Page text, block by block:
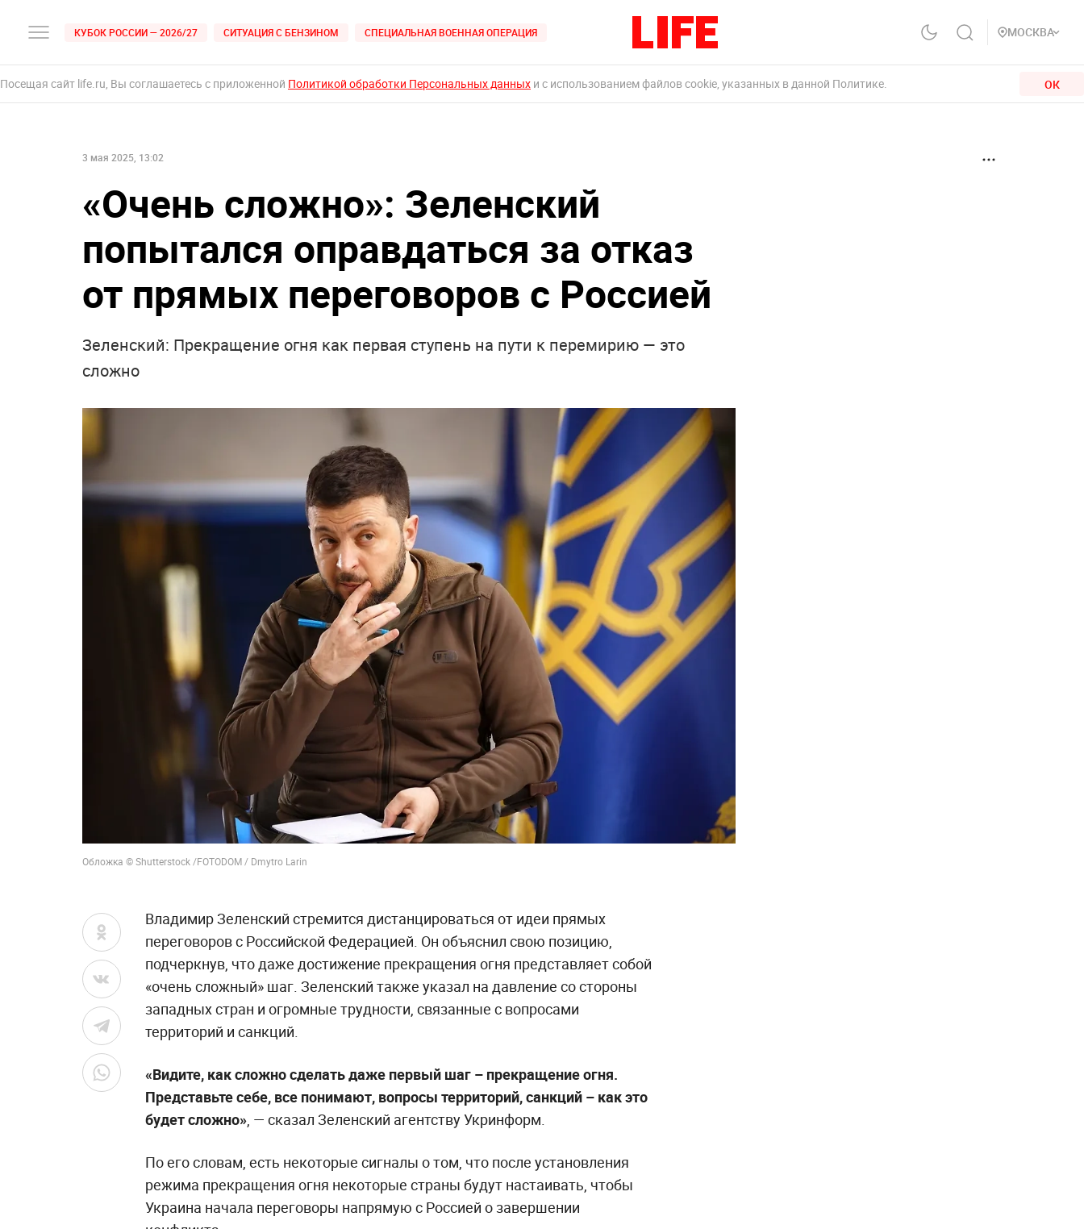
КУБОК РОССИИ — 2026/27 СИТУАЦИЯ С БЕНЗИНОМ СПЕЦИАЛЬНАЯ ВОЕННАЯ ОПЕРАЦИЯ МОСКВА
Посещая сайт life.ru, Вы соглашаетесь с приложенной Политикой обработки Персональных данных и с использованием файлов cookie, указанных в данной Политике. ОК
3 мая 2025, 13:02
«Очень сложно»: Зеленский
попытался оправдаться за отказ
от прямых переговоров с Россией
Зеленский: Прекращение огня как первая ступень на пути к перемирию — это
сложно
Обложка © Shutterstock /FOTODOM / Dmytro Larin
Владимир Зеленский стремится дистанцироваться от идеи прямых
переговоров с Российской Федерацией. Он объяснил свою позицию,
подчеркнув, что даже достижение прекращения огня представляет собой
«очень сложный» шаг. Зеленский также указал на давление со стороны
западных стран и огромные трудности, связанные с вопросами
территорий и санкций.
«Видите, как сложно сделать даже первый шаг – прекращение огня.
Представьте себе, все понимают, вопросы территорий, санкций – как это
будет сложно», — сказал Зеленский агентству Укринформ.
По его словам, есть некоторые сигналы о том, что после установления
режима прекращения огня некоторые страны будут настаивать, чтобы
Украина начала переговоры напрямую с Россией о завершении